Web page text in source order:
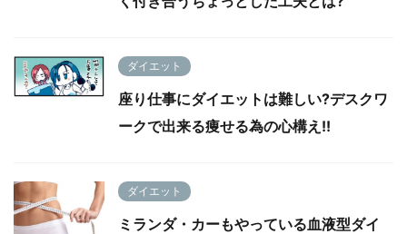
ダイエット
座り仕事にダイエットは難しい?デスクワ
ークで出来る痩せる為の心構え!!
ダイエット
ミランダ・カーもやっている血液型ダイ